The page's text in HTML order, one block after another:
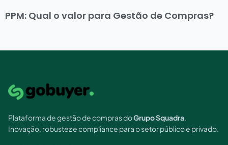
PPM: Qual o valor para Gestão de Compras?
Plataforma de gestão de compras doGrupo Squadra.
Inovação, robustez e compliance para o setor público e privado.